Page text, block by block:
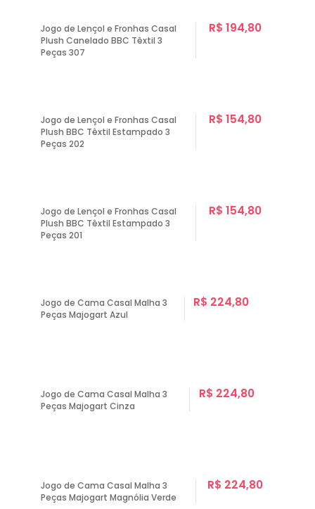
Jogo de Lençol e Fronhas Casal
Plush Canelado BBC Têxtil 3
Peças 307
R$ 194,80
Jogo de Lençol e Fronhas Casal
Plush BBC Têxtil Estampado 3
Peças 202
R$ 154,80
Jogo de Lençol e Fronhas Casal
Plush BBC Têxtil Estampado 3
Peças 201
R$ 154,80
Jogo de Cama Casal Malha 3
Peças Majogart Azul
R$ 224,80
Jogo de Cama Casal Malha 3
Peças Majogart Cinza
R$ 224,80
Jogo de Cama Casal Malha 3
Peças Majogart Magnólia Verde
R$ 224,80